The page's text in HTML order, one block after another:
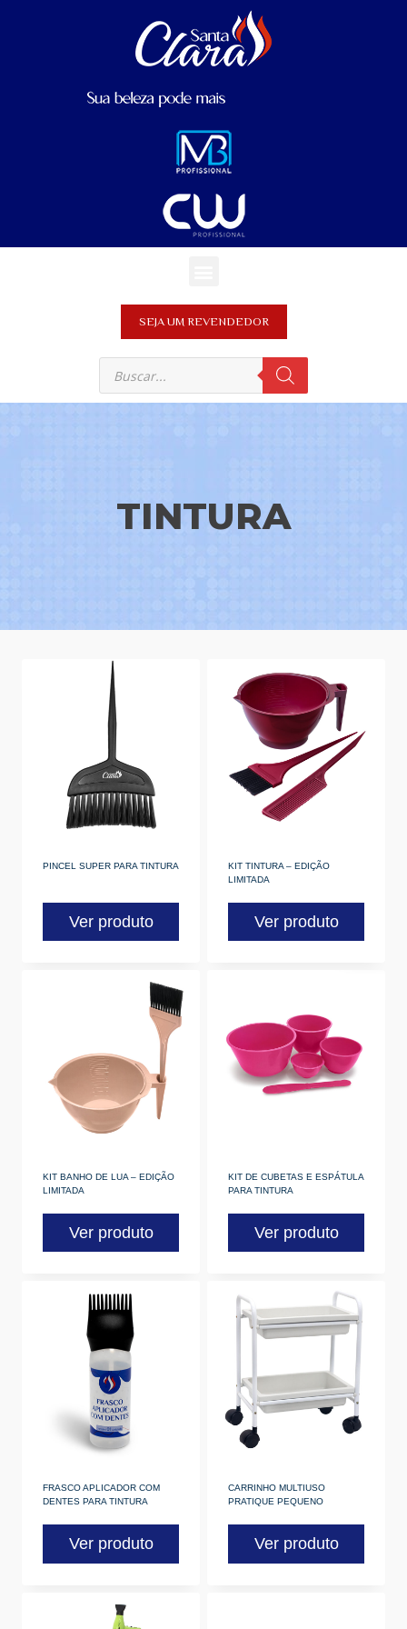
SEJA UM REVENDEDOR
TINTURA
PINCEL SUPER PARA TINTURA
Ver produto
KIT TINTURA – EDIÇÃO
LIMITADA
Ver produto
KIT BANHO DE LUA – EDIÇÃO
LIMITADA
Ver produto
KIT DE CUBETAS E ESPÁTULA
PARA TINTURA
Ver produto
FRASCO APLICADOR COM
DENTES PARA TINTURA
Ver produto
CARRINHO MULTIUSO
PRATIQUE PEQUENO
Ver produto